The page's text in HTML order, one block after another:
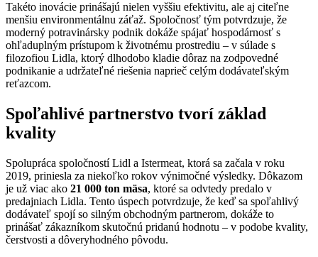
Takéto inovácie prinášajú nielen vyššiu efektivitu, ale aj citeľne
menšiu environmentálnu záťaž. Spoločnosť tým potvrdzuje, že
moderný potravinársky podnik dokáže spájať hospodárnosť s
ohľaduplným prístupom k životnému prostrediu – v súlade s
filozofiou Lidla, ktorý dlhodobo kladie dôraz na zodpovedné
podnikanie a udržateľné riešenia naprieč celým dodávateľským
reťazcom.
Spoľahlivé partnerstvo tvorí základ
kvality
Spolupráca spoločností Lidl a Istermeat, ktorá sa začala v roku
2019, priniesla za niekoľko rokov výnimočné výsledky. Dôkazom
je už viac ako 21 000 ton mäsa, ktoré sa odvtedy predalo v
predajniach Lidla. Tento úspech potvrdzuje, že keď sa spoľahlivý
dodávateľ spojí so silným obchodným partnerom, dokáže to
prinášať zákazníkom skutočnú pridanú hodnotu – v podobe kvality,
čerstvosti a dôveryhodného pôvodu.